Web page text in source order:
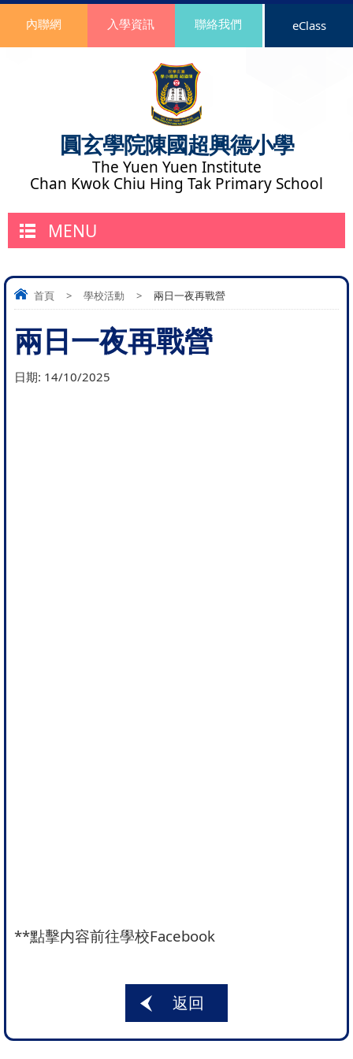
圓玄學院陳國超興德小學
The Yuen Yuen Institute
Chan Kwok Chiu Hing Tak Primary School
內聯網 入學資訊 聯絡我們 eClass
MENU
首頁 > 學校活動 > 兩日一夜再戰營
兩日一夜再戰營
日期: 14/10/2025
**點擊内容前往學校Facebook
返回